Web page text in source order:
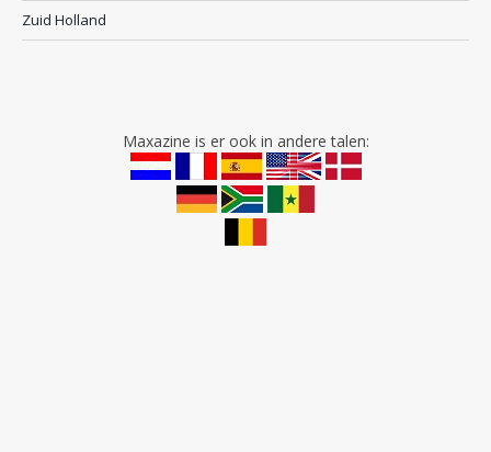
Zuid Holland
Maxazine is er ook in andere talen: